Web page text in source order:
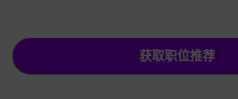
获取职位推荐